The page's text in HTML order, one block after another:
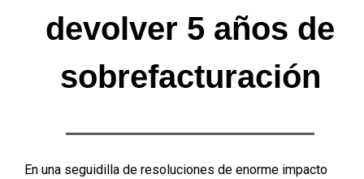
devolver 5 años de
sobrefacturación
En una seguidilla de resoluciones de enorme impacto